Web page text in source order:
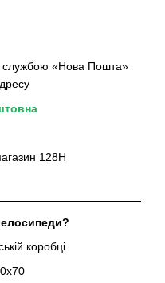
службою «Нова Пошта»
128Н
коробці